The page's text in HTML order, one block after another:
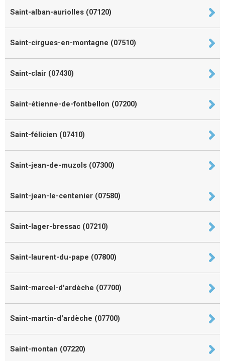
Saint-alban-auriolles (07120)
Saint-cirgues-en-montagne (07510)
Saint-clair (07430)
Saint-étienne-de-fontbellon (07200)
Saint-félicien (07410)
Saint-jean-de-muzols (07300)
Saint-jean-le-centenier (07580)
Saint-lager-bressac (07210)
Saint-laurent-du-pape (07800)
Saint-marcel-d'ardèche (07700)
Saint-martin-d'ardèche (07700)
Saint-montan (07220)